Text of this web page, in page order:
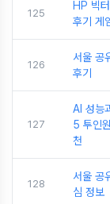
125
HP 빅
후기 게
126
서울 공
후기
127
AI 성능
5 투인
천
128
서울 공
심 정보